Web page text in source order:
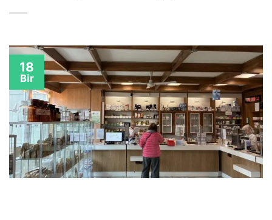
18
Bir